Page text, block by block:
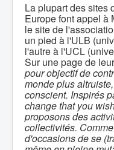
La plupart des sites
Europe font appel à
le site de
un pied à l'ULB
l'autre à l'UCL
Sur une page de
pour objectif de
monde plus
conscient. Inspirés
change that you
proposons des
collectivités.
d'occasions de se